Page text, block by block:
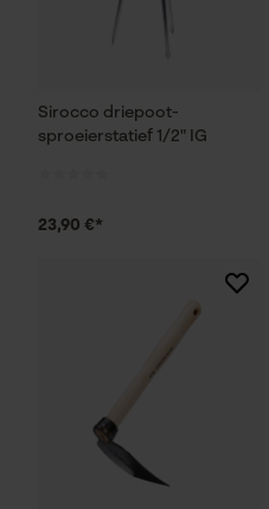
Sirocco driepoot-
sproeierstatief 1/2" IG
23,90 €*